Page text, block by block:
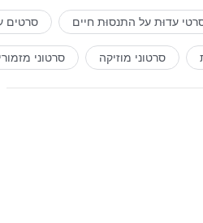
עדוּת על התנסוּת חיים סרטים
סרטוני מוזיקה סרטוני